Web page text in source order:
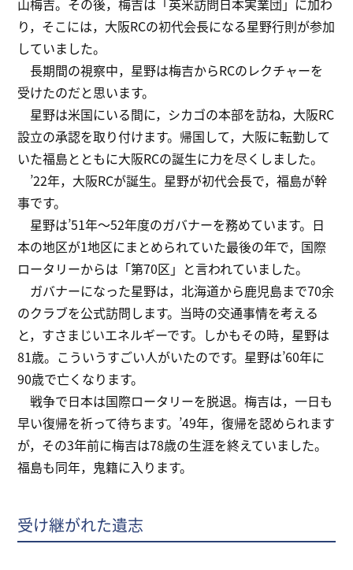
山梅吉。その後，梅吉は「英米訪問日本実業団」に加わ
り，そこには，大阪RCの初代会長になる星野行則が参加
していました。
長期間の視察中，星野は梅吉からRCのレクチャーを
受けたのだと思います。
星野は米国にいる間に，シカゴの本部を訪ね，大阪RC
設立の承認を取り付けます。帰国して，大阪に転勤して
いた福島とともに大阪RCの誕生に力を尽くしました。
’22年，大阪RCが誕生。星野が初代会長で，福島が幹
事です。
星野は’51年～52年度のガバナーを務めています。日
本の地区が1地区にまとめられていた最後の年で，国際
ロータリーからは「第70区」と言われていました。
ガバナーになった星野は，北海道から鹿児島まで70余
のクラブを公式訪問します。当時の交通事情を考える
と，すさまじいエネルギーです。しかもその時，星野は
81歳。こういうすごい人がいたのです。星野は’60年に
90歳で亡くなります。
戦争で日本は国際ロータリーを脱退。梅吉は，一日も
早い復帰を祈って待ちます。’49年，復帰を認められます
が，その3年前に梅吉は78歳の生涯を終えていました。
福島も同年，鬼籍に入ります。
受け継がれた遺志